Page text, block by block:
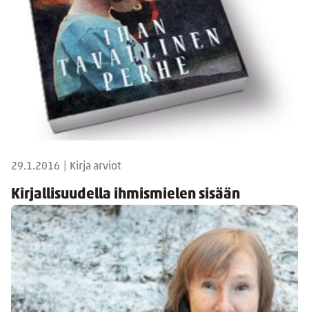
29.1.2016 Kirja arviot
Kirjallisuudella ihmismielen sisään